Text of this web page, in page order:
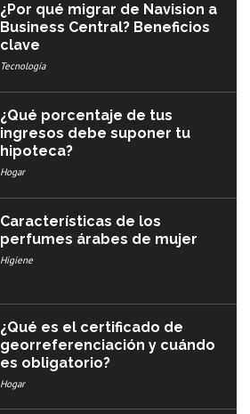
¿Por qué migrar de Navision a
Business Central? Beneficios
clave
Tecnología
¿Qué porcentaje de tus
ingresos debe suponer tu
hipoteca?
Hogar
Características de los
perfumes árabes de mujer
Higiene
¿Qué es el certificado de
georreferenciación y cuándo
es obligatorio?
Hogar